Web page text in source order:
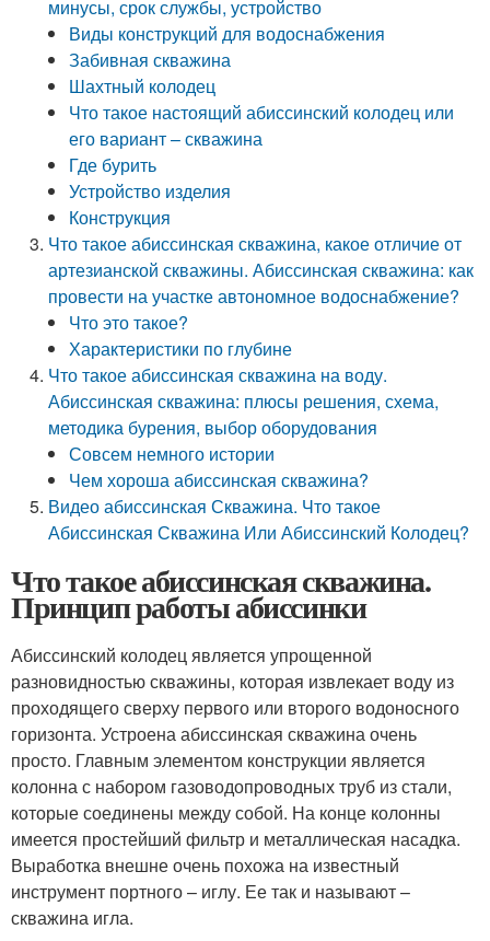
минусы, срок службы, устройство
Виды конструкций для водоснабжения
Забивная скважина
Шахтный колодец
Что такое настоящий абиссинский колодец или
его вариант – скважина
Где бурить
Устройство изделия
Конструкция
Что такое абиссинская скважина, какое отличие от
артезианской скважины. Абиссинская скважина: как
провести на участке автономное водоснабжение?
Что это такое?
Характеристики по глубине
Что такое абиссинская скважина на воду.
Абиссинская скважина: плюсы решения, схема,
методика бурения, выбор оборудования
Совсем немного истории
Чем хороша абиссинская скважина?
Видео абиссинская Скважина. Что такое
Абиссинская Скважина Или Абиссинский Колодец?
Что такое абиссинская скважина.
Принцип работы абиссинки
Абиссинский колодец является упрощенной
разновидностью скважины, которая извлекает воду из
проходящего сверху первого или второго водоносного
горизонта. Устроена абиссинская скважина очень
просто. Главным элементом конструкции является
колонна с набором газоводопроводных труб из стали,
которые соединены между собой. На конце колонны
имеется простейший фильтр и металлическая насадка.
Выработка внешне очень похожа на известный
инструмент портного – иглу. Ее так и называют –
скважина игла.